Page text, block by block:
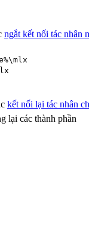
ngắt kết nối tác nhân
kết nối lại tác nhân
lại các thành phần